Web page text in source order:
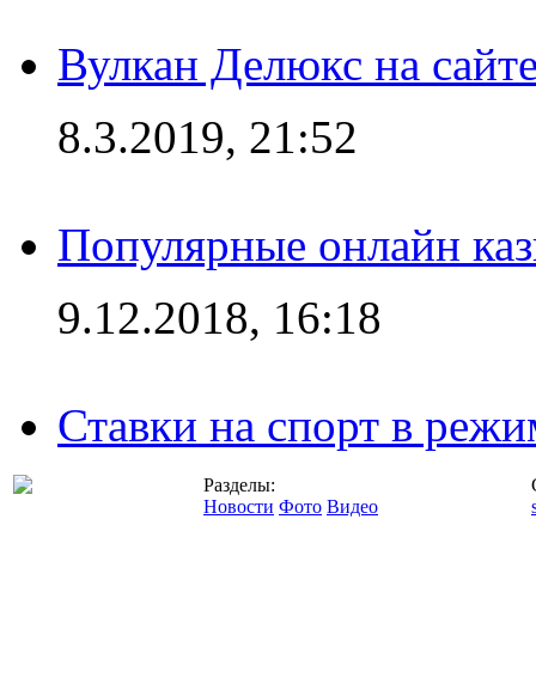
Вулкан Делюкс на
8.3.2019, 21:52
Популярные онлайн
9.12.2018, 16:18
Ставки на спорт в
Разделы:
Новости Фото Видео